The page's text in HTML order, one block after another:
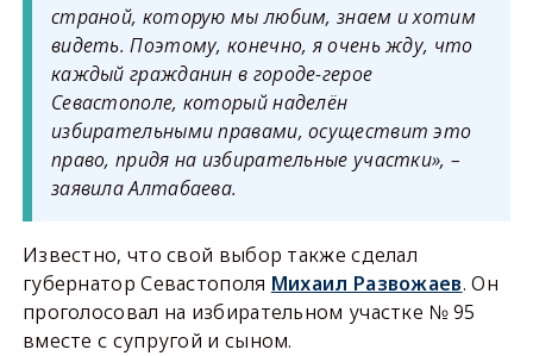
страной, которую мы любим, знаем и хотим
видеть. Поэтому, конечно, я очень жду, что
каждый гражданин в городе-герое
Севастополе, который наделён
избирательными правами, осуществит это
право, придя на избирательные участки», –
заявила Алтабаева.
Известно, что свой выбор также сделал
губернатор Севастополя Михаил Развожаев. Он
проголосовал на избирательном участке № 95
вместе с супругой и сыном.